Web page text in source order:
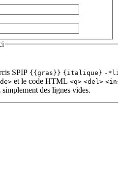
SPIP {{gras}} {italique} -
et le code HTML <q> <del>
simplement des lignes vides.